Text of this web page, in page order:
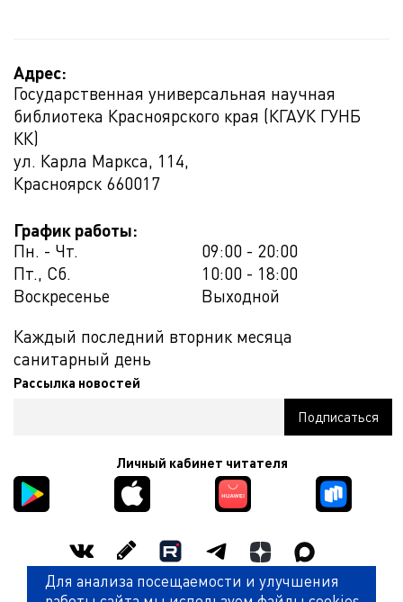
Адрес:
Государственная универсальная научная
библиотека Красноярского края (КГАУК ГУНБ
КК)
ул. Карла Маркса, 114,
Красноярск 660017
График работы:
Пн. - Чт.
09:00 - 20:00
Пт., Сб.
10:00 - 18:00
Воскресенье
Выходной
Каждый последний вторник месяца
санитарный день
Рассылка новостей
Личный кабинет читателя
Оценить работу библиотеки
Для анализа посещаемости и улучшения